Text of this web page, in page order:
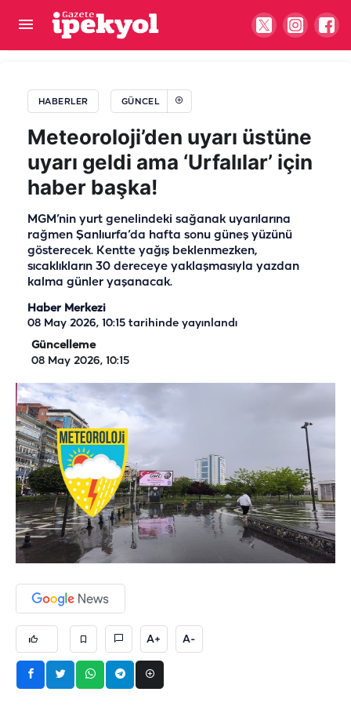
HABERLER GÜNCEL
Meteoroloji’den uyarı üstüne
uyarı geldi ama ‘Urfalılar’ için
haber başka!
MGM’nin yurt genelindeki sağanak uyarılarına
rağmen Şanlıurfa’da hafta sonu güneş yüzünü
gösterecek. Kentte yağış beklenmezken,
sıcaklıkların 30 dereceye yaklaşmasıyla yazdan
kalma günler yaşanacak.
Haber Merkezi
08 May 2026, 10:15 tarihinde yayınlandı
Güncelleme
08 May 2026, 10:15
A+ A-
Başkan Bucak müjdeyi verdi! Temeli atıldı